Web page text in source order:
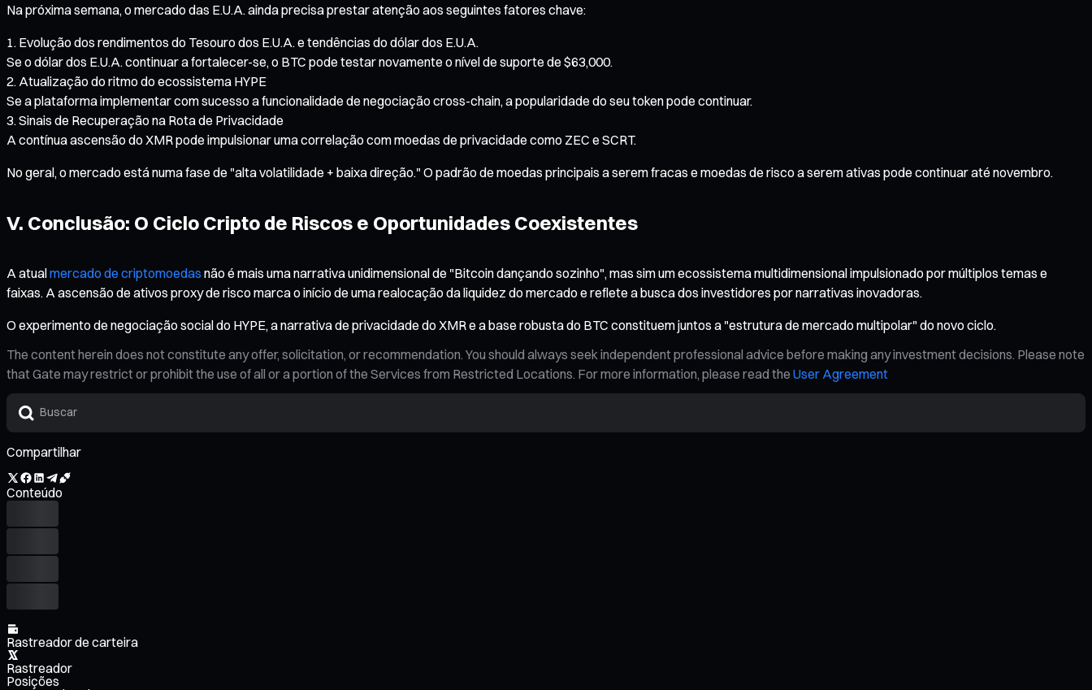
Na próxima semana, o mercado das E.U.A. ainda precisa prestar atenção aos seguintes fatores chave:
Evolução dos rendimentos do Tesouro dos E.U.A. e tendências do dólar dos E.U.A.
Se o dólar dos E.U.A. continuar a fortalecer-se, o BTC pode testar novamente o nível de suporte de $63,000.
Atualização do ritmo do ecossistema HYPE
Se a plataforma implementar com sucesso a funcionalidade de negociação cross-chain, a popularidade do seu token pode continuar.
Sinais de Recuperação na Rota de Privacidade
A contínua ascensão do XMR pode impulsionar uma correlação com moedas de privacidade como ZEC e SCRT.
No geral, o mercado está numa fase de "alta volatilidade + baixa direção." O padrão de moedas principais a serem fracas e moedas de risco a serem ativas pode continuar até novembro.
V. Conclusão: O Ciclo Cripto de Riscos e Oportunidades Coexistentes
A atualmercado de criptomoedas não é mais uma narrativa unidimensional de "Bitcoin dançando sozinho", mas sim um ecossistema multidimensional impulsionado por múltiplos temas e
faixas. A ascensão de ativos proxy de risco marca o início de uma realocação da liquidez do mercado e reflete a busca dos investidores por narrativas inovadoras.
O experimento de negociação social do HYPE, a narrativa de privacidade do XMR e a base robusta do BTC constituem juntos a "estrutura de mercado multipolar" do novo ciclo.
The content herein does not constitute any offer, solicitation, or recommendation. You should always seek independent professional advice before making any investment decisions. Please note
that Gate may restrict or prohibit the use of all or a portion of the Services from Restricted Locations. For more information, please read the User Agreement
Compartilhar
Conteúdo
Rastreador de carteira
Rastreador
Posições